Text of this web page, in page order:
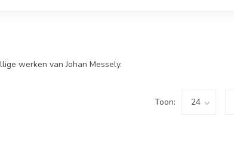
werken van Johan Messely.
Toon: